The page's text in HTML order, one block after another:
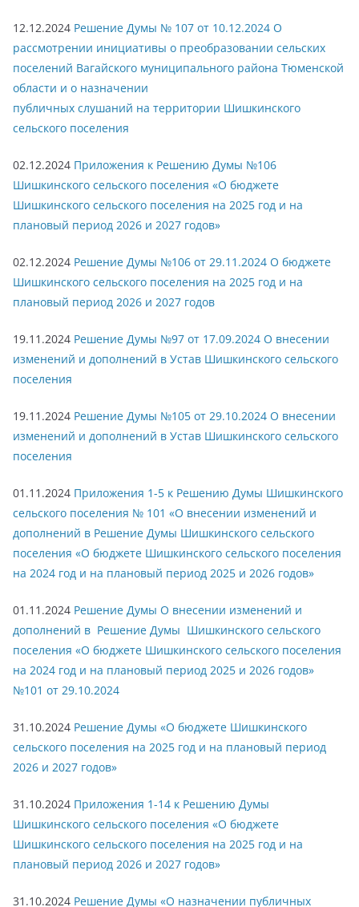
12.12.2024 Решение Думы № 107 от 10.12.2024 О
рассмотрении инициативы о преобразовании сельских
поселений Вагайского муниципального района Тюменской
области и о назначении
публичных слушаний на территории Шишкинского
сельского поселения
02.12.2024 Приложения к Решению Думы №106
Шишкинского сельского поселения «О бюджете
Шишкинского сельского поселения на 2025 год и на
плановый период 2026 и 2027 годов»
02.12.2024 Решение Думы №106 от 29.11.2024 О бюджете
Шишкинского сельского поселения на 2025 год и на
плановый период 2026 и 2027 годов
19.11.2024 Решение Думы №97 от 17.09.2024 О внесении
изменений и дополнений в Устав Шишкинского сельского
поселения
19.11.2024 Решение Думы №105 от 29.10.2024 О внесении
изменений и дополнений в Устав Шишкинского сельского
поселения
01.11.2024 Приложения 1-5 к Решению Думы Шишкинского
сельского поселения № 101 «О внесении изменений и
дополнений в Решение Думы Шишкинского сельского
поселения «О бюджете Шишкинского сельского поселения
на 2024 год и на плановый период 2025 и 2026 годов»
01.11.2024 Решение Думы О внесении изменений и
дополнений в Решение Думы Шишкинского сельского
поселения «О бюджете Шишкинского сельского поселения
на 2024 год и на плановый период 2025 и 2026 годов»
№101 от 29.10.2024
31.10.2024 Решение Думы «О бюджете Шишкинского
сельского поселения на 2025 год и на плановый период
2026 и 2027 годов»
31.10.2024 Приложения 1-14 к Решению Думы
Шишкинского сельского поселения «О бюджете
Шишкинского сельского поселения на 2025 год и на
плановый период 2026 и 2027 годов»
31.10.2024 Решение Думы «О назначении публичных